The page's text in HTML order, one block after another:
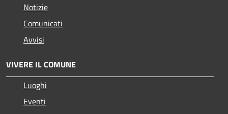
Notizie
Comunicati
Avvisi
VIVERE IL COMUNE
Luoghi
Eventi